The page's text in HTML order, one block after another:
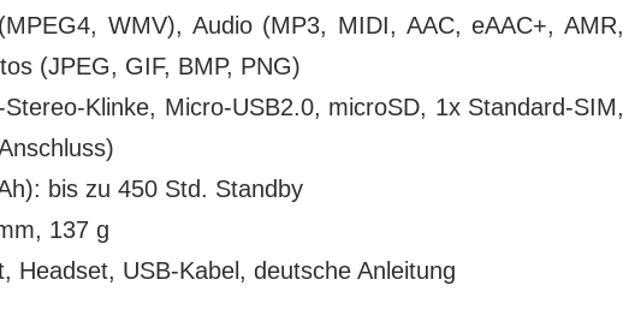
WMV), Audio (MP3, MIDI, AAC, eAAC+, AMR,
(JPEG, GIF, BMP, PNG)
Klinke, Micro-USB2.0, microSD, 1x Standard-SIM,
bis zu 450 Std. Standby
137 g
Headset, USB-Kabel, deutsche Anleitung